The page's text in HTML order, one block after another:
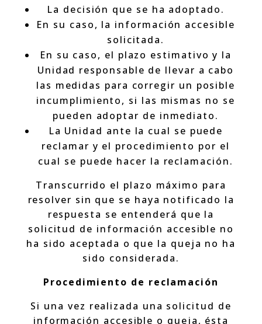
La decisión que se ha adoptado.
En su caso, la información accesible
solicitada.
En su caso, el plazo estimativo y la
Unidad responsable de llevar a cabo
las medidas para corregir un posible
incumplimiento, si las mismas no se
pueden adoptar de inmediato.
La Unidad ante la cual se puede
reclamar y el procedimiento por el
cual se puede hacer la reclamación.
Transcurrido el plazo máximo para
resolver sin que se haya notificado la
respuesta se entenderá que la
solicitud de información accesible no
ha sido aceptada o que la queja no ha
sido considerada.
Procedimiento de reclamación
Si una vez realizada una solicitud de
información accesible o queja, ésta